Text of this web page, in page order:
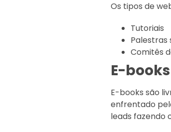
Os tipos de
Tutoriais
Palestras
Comitês
E-books
E-books são
enfrentado
leads fazendo